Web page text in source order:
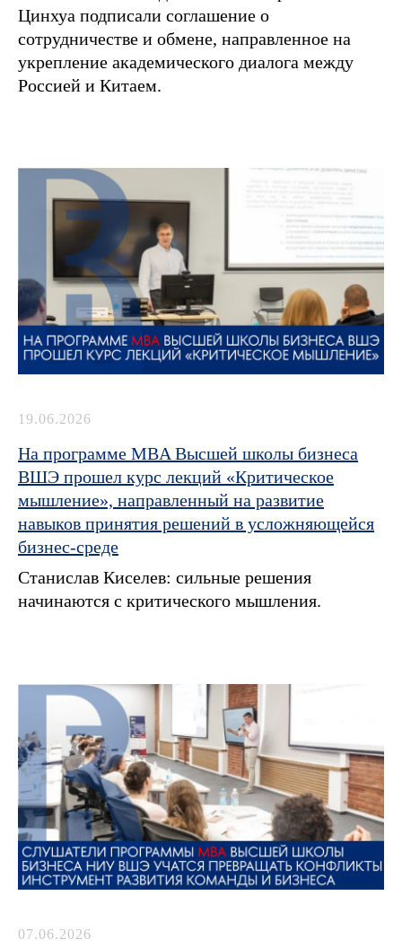
Цинхуа подписали соглашение о
сотрудничестве и обмене, направленное на
укрепление академического диалога между
Россией и Китаем.
19.06.2026
На программе MBA Высшей школы бизнеса
ВШЭ прошел курс лекций «Критическое
мышление», направленный на развитие
навыков принятия решений в усложняющейся
бизнес-среде
Станислав Киселев: сильные решения
начинаются с критического мышления.
07.06.2026